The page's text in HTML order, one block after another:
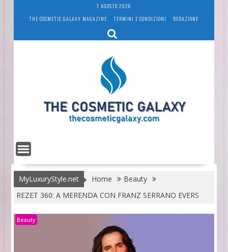
7 AGOSTO 2026
THE COSMETIC GALAXY MAGAZINE
TERMINI E CONDIZIONI REDAZIONE
MyLuxuryStyle.net Home
Beauty
REZET 360: A MERENDA CON FRANZ SERRANO EVERS
Beauty